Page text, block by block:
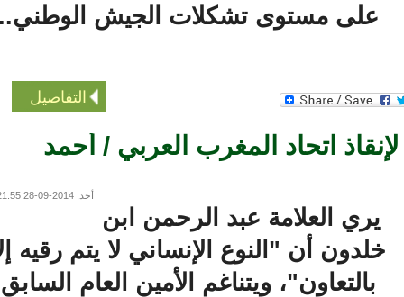
على مستوى تشكلات الجيش الوطني..
التفاصيل
اتحاد المغرب العربي / أحمد
يري العلامة عبد الرحمن ابن
أن "النوع الإنساني لا يتم رقيه إلا
بالتعاون"، ويتناغم الأمين العام السابق